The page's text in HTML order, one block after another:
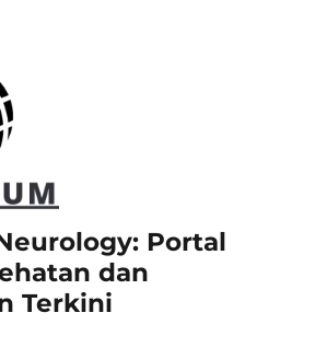
Portal
dan
Terkini